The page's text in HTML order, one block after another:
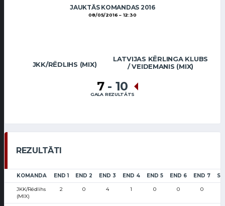
JAUKTĀS KOMANDAS 2016
08/05/2016 12:30
JKK/RĒDLIHS (MIX)
LATVIJAS KĒRLINGA KLUBS
/ VEIDEMANIS (MIX)
7 - 10
GALA REZULTĀTS
REZULTĀTI
KOMANDA END 1 END 2 END 3 END 4 END 5 END 6 END 7
JKK/Rēdlihs
(MIX)
2 0 4 1 0 0 0